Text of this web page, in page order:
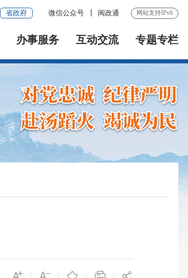
省政府 微信公众号 闽政通 网站支持IPv6
办事服务 互动交流 专题专栏